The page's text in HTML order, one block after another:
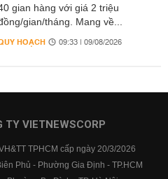
gian hàng với giá 2 triệu
gian/tháng. Mang về...
HOẠCH 09:33 | 09/08/2026
VIETNEWSCORP
TPHCM cấp ngày 20/3/2026
Phủ - Phường Gia Định - TP.HCM